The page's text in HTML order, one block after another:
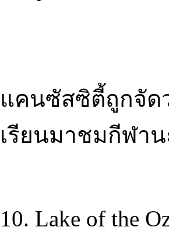
แคนซัสซิตี้ถูกจัด
เรียนมาชมกีฬา
10. Lake of the